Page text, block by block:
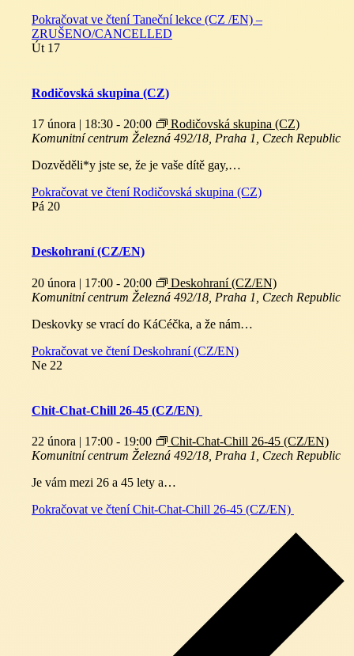
Pokračovat ve čteníTaneční lekce (CZ /EN) –
ZRUŠENO/CANCELLED
Út 17
Rodičovská skupina (CZ)
17 února | 18:30 - 20:00
Rodičovská skupina (CZ)
Komunitní centrum Železná 492/18, Praha 1, Czech Republic
Dozvěděli*y jste se, že je vaše dítě gay,…
Pokračovat ve čteníRodičovská skupina (CZ)
Pá 20
Deskohraní (CZ/EN)
20 února | 17:00 - 20:00
Deskohraní (CZ/EN)
Komunitní centrum Železná 492/18, Praha 1, Czech Republic
Deskovky se vrací do KáCéčka, a že nám…
Pokračovat ve čteníDeskohraní (CZ/EN)
Ne 22
Chit-Chat-Chill 26-45 (CZ/EN)
22 února | 17:00 - 19:00
Chit-Chat-Chill 26-45 (CZ/EN)
Komunitní centrum Železná 492/18, Praha 1, Czech Republic
Je vám mezi 26 a 45 lety a…
Pokračovat ve čteníChit-Chat-Chill 26-45 (CZ/EN)